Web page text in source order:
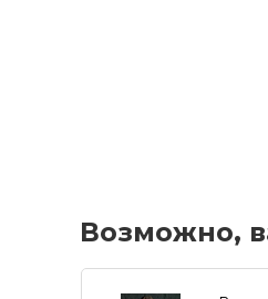
Возможно,